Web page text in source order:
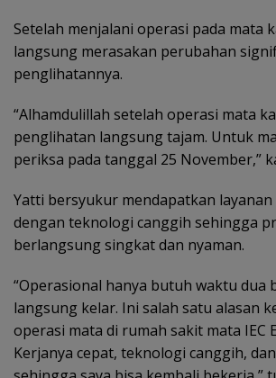
Setelah menjalani operasi pada mata
langsung merasakan perubahan
penglihatannya.
“Alhamdulillah setelah operasi mata
penglihatan langsung tajam. Untuk
periksa pada tanggal 25 November,”
Yatti bersyukur mendapatkan
dengan teknologi canggih sehingga
berlangsung singkat dan nyaman.
“Operasional hanya butuh waktu dua
langsung kelar. Ini salah satu alasan
operasi mata di rumah sakit mata IEC
Kerjanya cepat, teknologi canggih,